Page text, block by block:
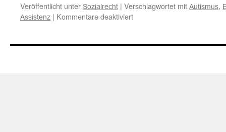
Veröffentlicht unter Sozialrecht | Verschlagwortet mit Autismus,
Assistenz | Kommentare deaktiviertfür
eines